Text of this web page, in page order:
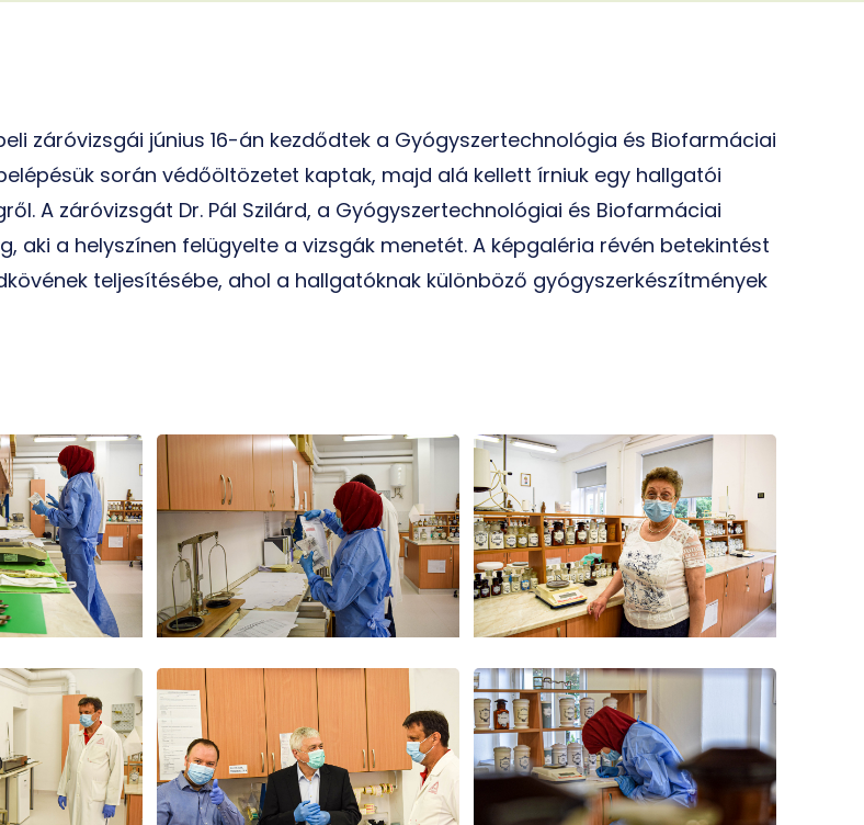
záróvizsgái június 16-án kezdődtek a Gyógyszertechnológia és Biofarmáciai
során védőöltözetet kaptak, majd alá kellett írniuk egy hallgatói
A záróvizsgát Dr. Pál Szilárd, a Gyógyszertechnológiai és Biofarmáciai
aki a helyszínen felügyelte a vizsgák menetét. A képgaléria révén betekintést
teljesítésébe, ahol a hallgatóknak különböző gyógyszerkészítmények